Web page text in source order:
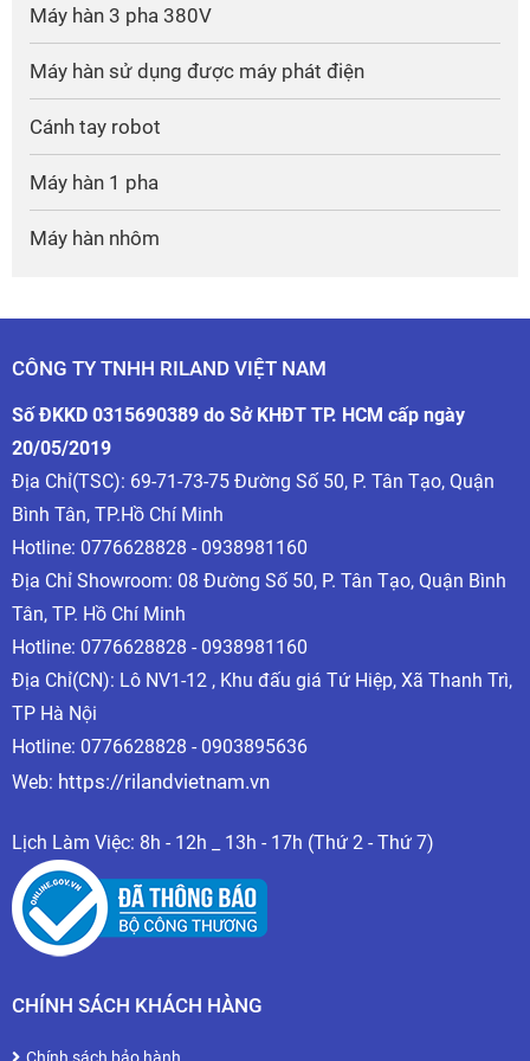
Máy hàn 3 pha 380V
Máy hàn sử dụng được máy phát điện
Cánh tay robot
Máy hàn 1 pha
Máy hàn nhôm
* Riland sản xuất nhiều mẫu máy cắt plasma rất tốt
như :Cut 80GT,Cut 100N...
* Các mẫu máy cắt plasma của Riland sản xuất luôn
được kiểm tra rất nghiêm ngặt trước khi xuất xưởng ,
nên những mẫumáy cắt Plasma Rilandtrên thị
trường thường có một chất lượng rất tốt , nhiều
người dùng cho biết những mẫu máy cắt của
dân dụng . Cho đến các mẫu máy cắtCut 100GT
Cut 100I
.
* Ngoài những mẫu máy cắt plasma thông thường thì
Riland còn sản xuất dòng máy cắt plasma có tích
hợp bình khí nén bên trong máy để người dùng
thuận tiện khi sử dụng và dễ dàng di chuyển trong
CÔNG TY TNHH RILAND VIỆT NAM
Số ĐKKD 0315690389 do Sở KHĐT TP. HCM cấp ngày
20/05/2019
Địa Chỉ(TSC): 69-71-73-75 Đường Số 50, P. Tân Tạo, Quận
Bình Tân, TP.Hồ Chí Minh
Hotline: 0776628828 - 0938981160
Địa Chỉ Showroom: 08 Đường Số 50, P. Tân Tạo, Quận Bình
Tân, TP. Hồ Chí Minh
Hotline: 0776628828 - 0938981160
Địa Chỉ(CN): Lô NV1-12 , Khu đấu giá Tứ Hiệp, Xã Thanh Trì,
TP Hà Nội
Hotline: 0776628828 - 0903895636
Web: https://rilandvietnam.vn
Lịch Làm Việc: 8h - 12h _ 13h - 17h (Thứ 2 - Thứ 7)
CHÍNH SÁCH KHÁCH HÀNG